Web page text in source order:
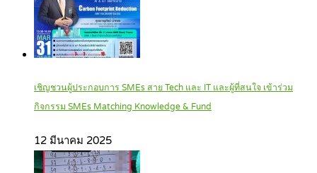
เชิญชวนผู้ประกอบการ SMEs สาย Tech และ IT และผู้ที่สนใจ เข้าร่วม
กิจกรรม SMEs Matching Knowledge & Fund
12 มีนาคม 2025